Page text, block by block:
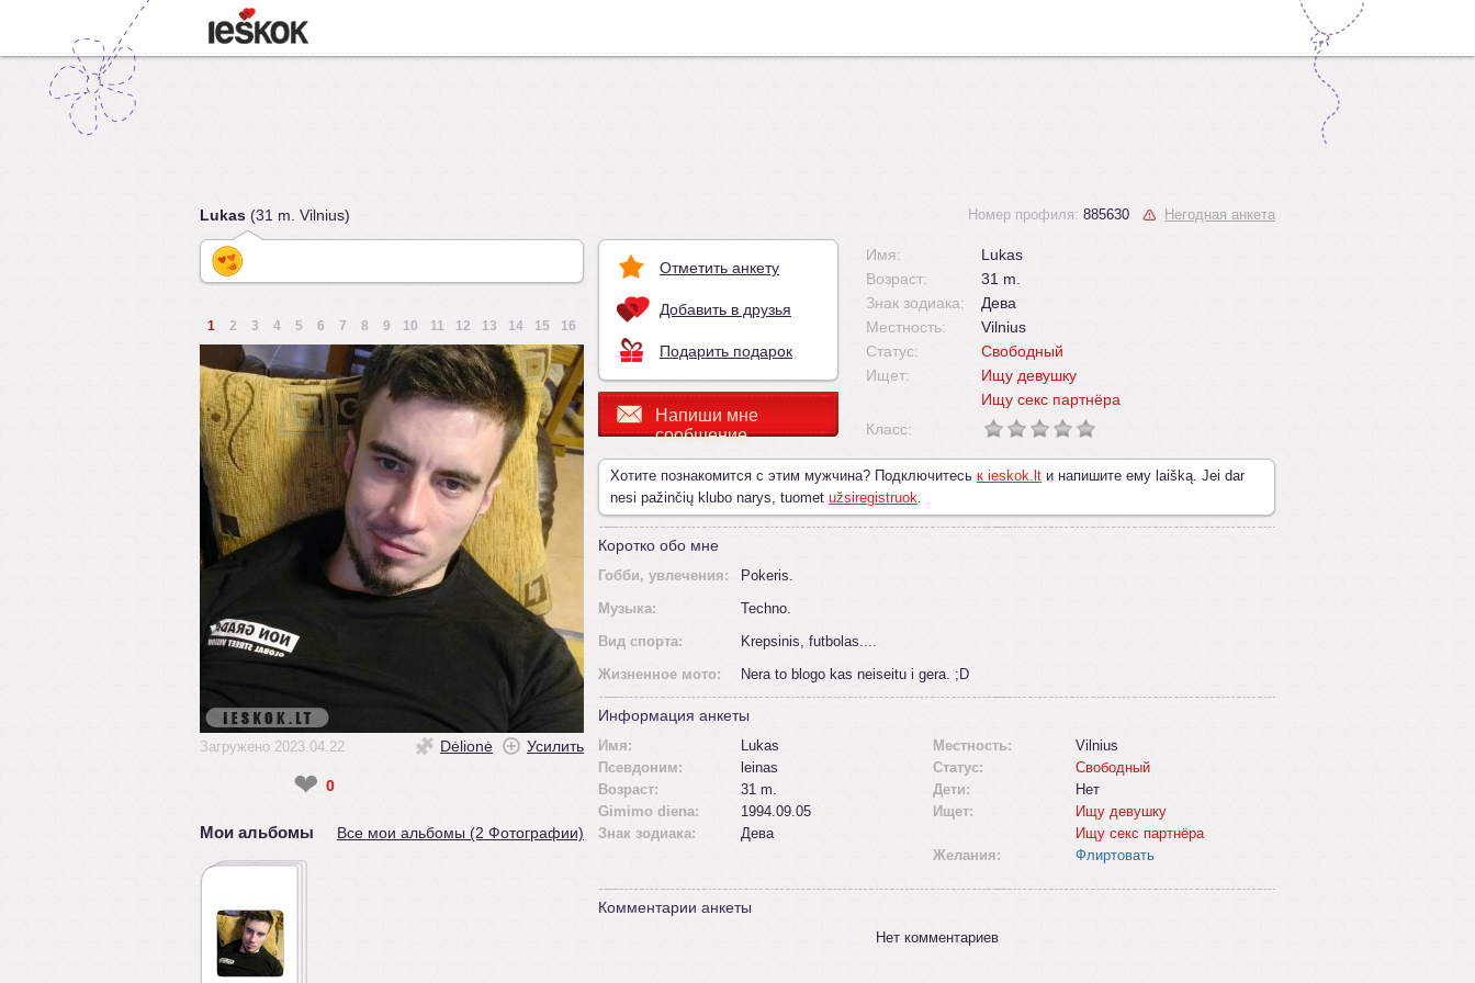
Lukas (31 m. Vilnius)
1 2 3 4 5 6 7 8 9 10 11 12 13 14 15 16
Загружено 2023.04.22 Dėlionė Усилить
❤ 0
Мои альбомы Все мои альбомы (2 Фотографии)
Отметить анкету
Добавить в друзья
Подарить подарок
Напиши мне
сообщение
Номер профиля: 885630 Негодная анкета
Имя:
Lukas
Возраст:
31 m.
Знак зодиака:
Дева
Местность:
Vilnius
Статус:
Свободный
Ищет:
Ищу девушку
Ищу секс партнёра
Класс:
Хотите познакомится с этим мужчина? Подключитесь к ieskok.lt и напишите ему laišką. Jei dar
nesi pažinčių klubo narys, tuomet užsiregistruok.
Коротко обо мне
Гобби, увлечения:
Pokeris.
Mузыка:
Techno.
Вид спорта:
Krepsinis, futbolas....
Жизненное мото:
Nera to blogo kas neiseitu i gera. ;D
Информация анкеты
Имя:
Lukas
Псевдоним:
leinas
Возраст:
31 m.
Gimimo diena:
1994.09.05
Знак зодиака:
Дева
Местность:
Vilnius
Статус:
Свободный
Дети:
Нет
Ищет:
Ищу девушку
Ищу секс партнёра
Желания:
Флиртовать
Комментарии анкеты
Нет комментариев